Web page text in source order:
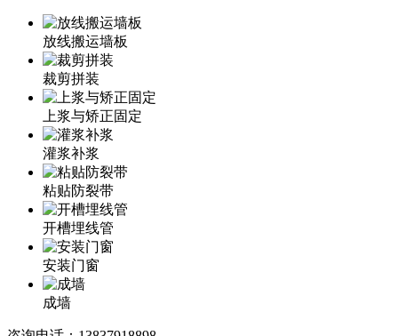
放线搬运墙板
裁剪拼装
上浆与矫正固定
灌浆补浆
粘贴防裂带
开槽埋线管
安装门窗
成墙